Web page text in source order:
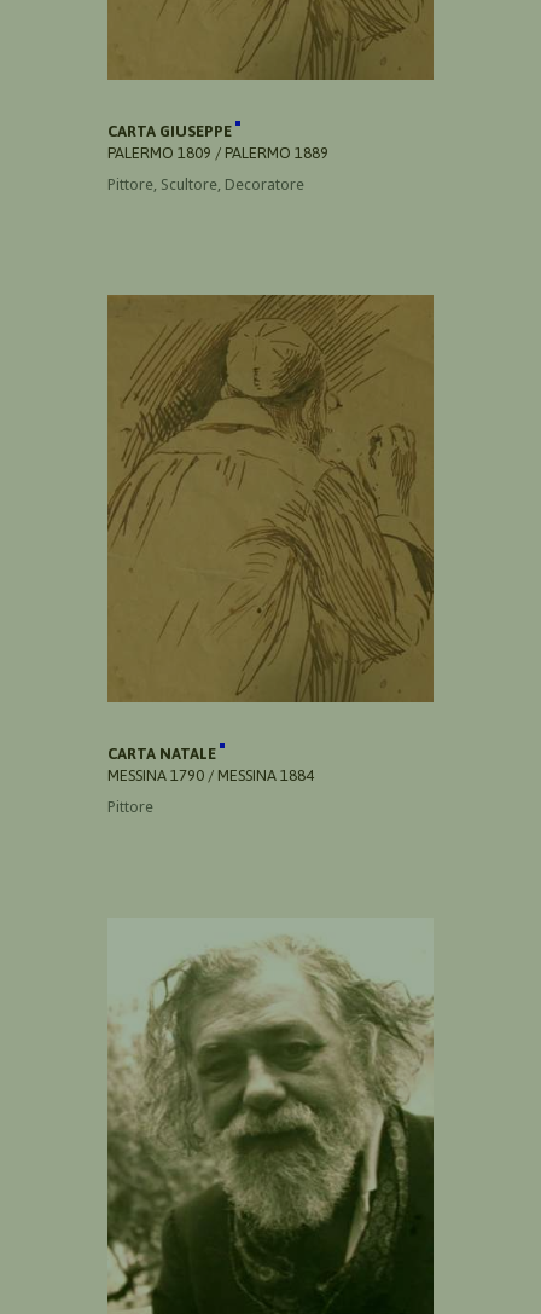
CARTA GIUSEPPE
PALERMO 1809 / PALERMO 1889
Pittore, Scultore, Decoratore
CARTA NATALE
MESSINA 1790 / MESSINA 1884
Pittore